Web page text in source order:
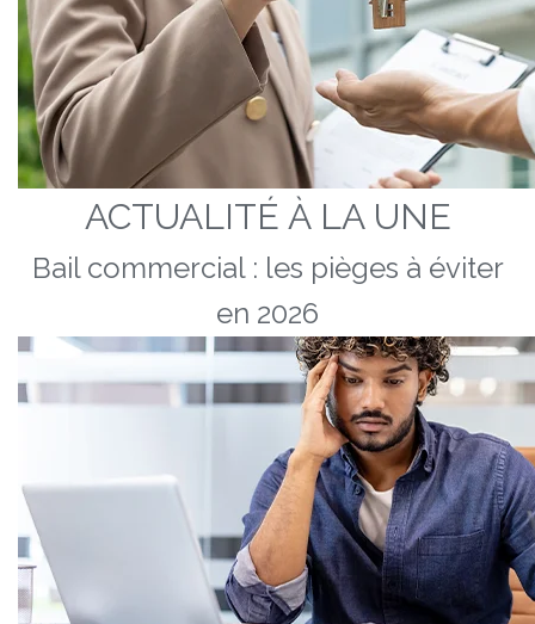
ACTUALITÉ À LA UNE
Bail commercial : les pièges à éviter
en 2026